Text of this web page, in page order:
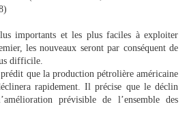
importants et les plus faciles à exploiter
les nouveaux seront par conséquent de
difficile.
que la production pétrolière américaine
rapidement. Il précise que le déclin
prévisible de l’ensemble des